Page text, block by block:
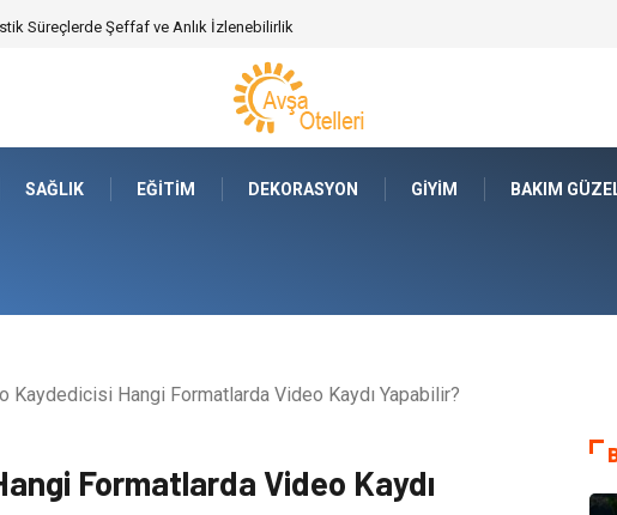
Süreçlerde Şeffaf ve Anlık İzlenebilirlik
SAĞLIK EĞITIM DEKORASYON GIYIM BAKIM
Kaydedicisi Hangi Formatlarda Video Kaydı Yapabilir?
Formatlarda Video Kaydı